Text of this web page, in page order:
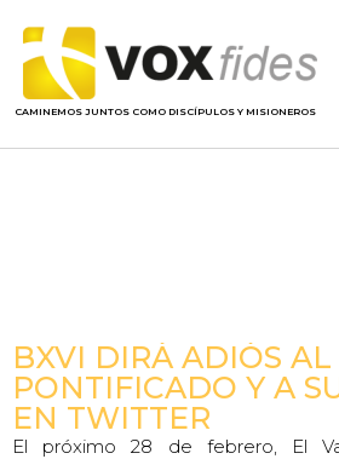
CAMINEMOS JUNTOS COMO DISCÍPULOS Y MISIONEROS
BXVI DIRÁ ADIÓS AL
PONTIFICADO Y A
EN TWITTER
El próximo 28 de febrero, El